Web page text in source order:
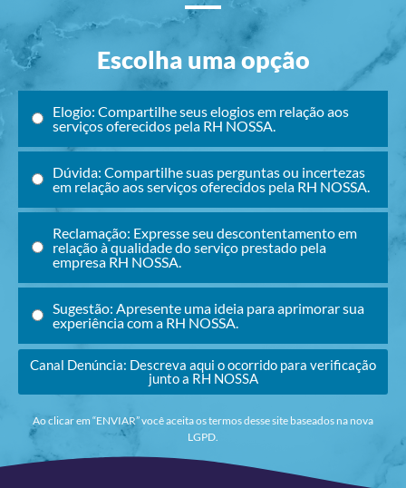
Escolha uma opção
Elogio: Compartilhe seus elogios em relação aos
serviços oferecidos pela RH NOSSA.
Dúvida: Compartilhe suas perguntas ou incertezas
em relação aos serviços oferecidos pela RH NOSSA.
Reclamação: Expresse seu descontentamento em
relação à qualidade do serviço prestado pela
empresa RH NOSSA.
Sugestão: Apresente uma ideia para aprimorar sua
experiência com a RH NOSSA.
Canal Denúncia: Descreva aqui o ocorrido para verificação
junto a RH NOSSA
Ao clicar em “ENVIAR” você aceita os termos desse site baseados na nova
LGPD.